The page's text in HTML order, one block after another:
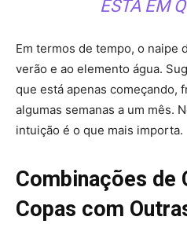
ESTÁ EM
Em termos de tempo, o naipe
verão e ao elemento água.
que está apenas começando,
algumas semanas a um mês.
intuição é o que mais importa.
Combinações de
Copas com